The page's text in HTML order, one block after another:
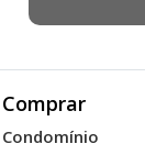
Comprar
Condomínio